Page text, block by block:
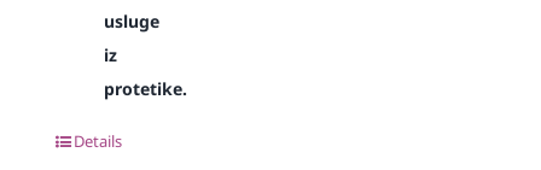
usluge
iz
protetike.
Details